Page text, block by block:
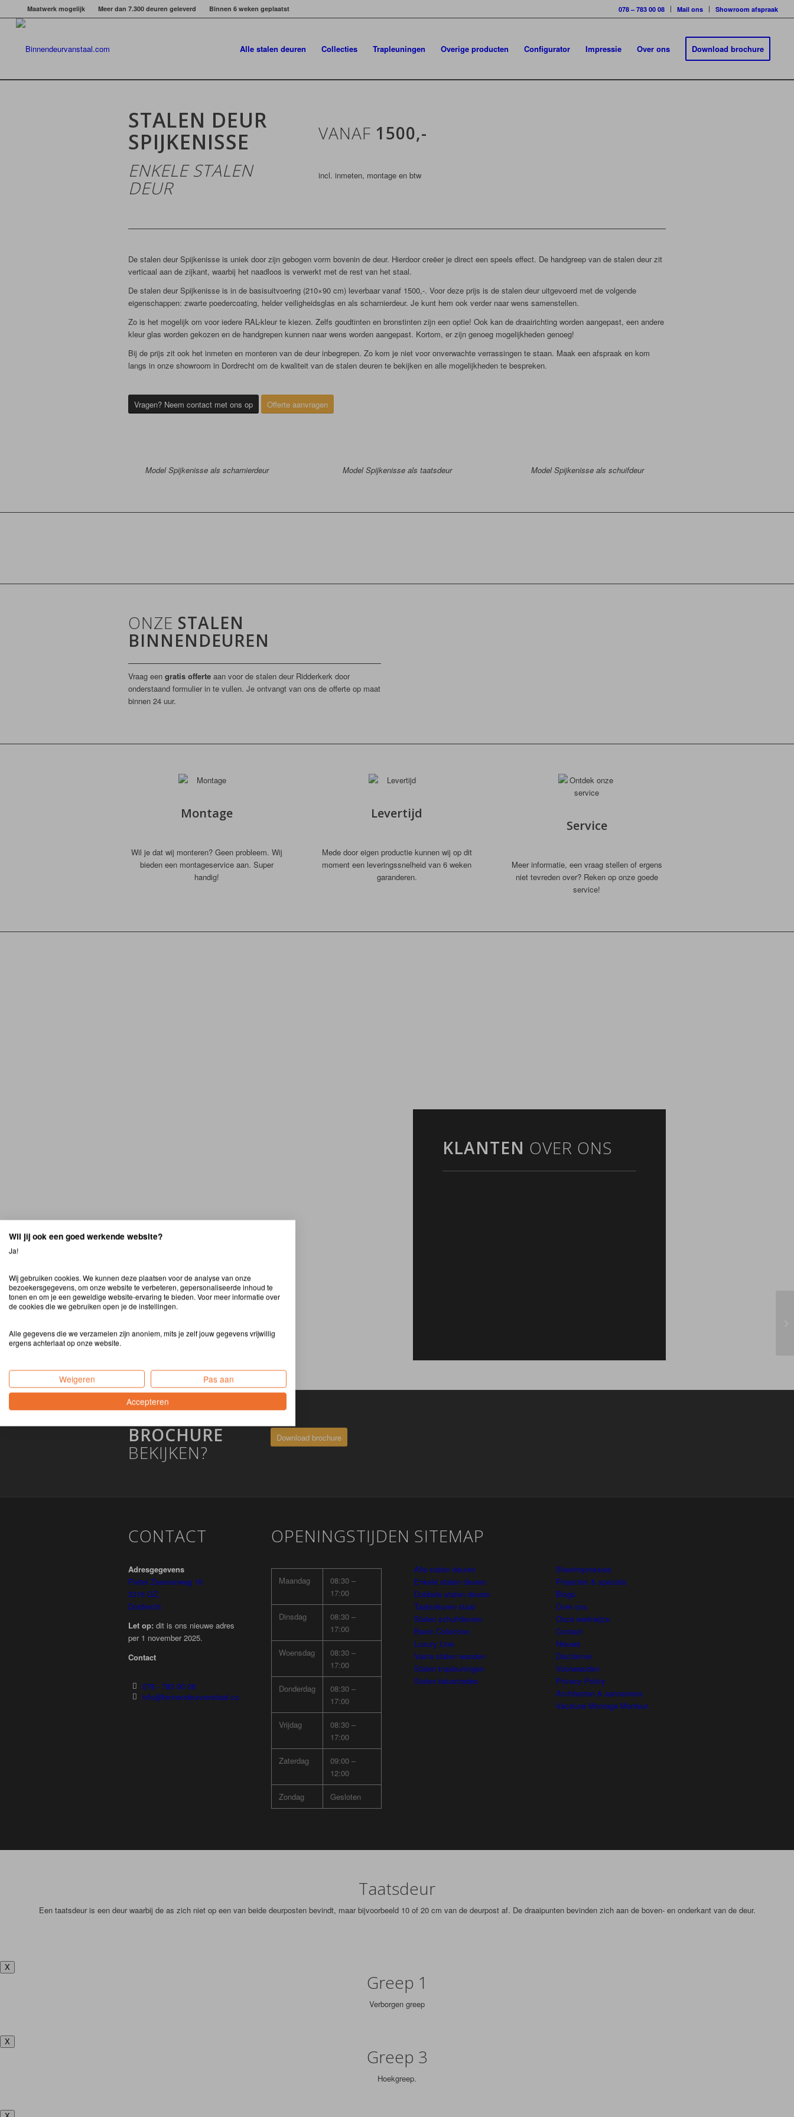
078 – 783 00 08 Mail ons Showroom afspraak
Maatwerk mogelijk Meer dan 7.300 deuren geleverd Binnen 6 weken geplaatst
Alle stalen deuren Collecties Trapleuningen Overige producten Configurator Impressie Over ons Download brochure
STALEN DEUR
SPIJKENISSE
ENKELE STALEN
DEUR
VANAF 1500,-
incl. inmeten, montage en btw
De stalen deur Spijkenisse is uniek door zijn gebogen vorm bovenin de deur. Hierdoor creëer je direct een speels effect. De handgreep van de stalen deur zit
verticaal aan de zijkant, waarbij het naadloos is verwerkt met de rest van het staal.
De stalen deur Spijkenisse is in de basisuitvoering (210×90 cm) leverbaar vanaf 1500,-. Voor deze prijs is de stalen deur uitgevoerd met de volgende
eigenschappen: zwarte poedercoating, helder veiligheidsglas en als scharnierdeur. Je kunt hem ook verder naar wens samenstellen.
Zo is het mogelijk om voor iedere RAL-kleur te kiezen. Zelfs goudtinten en bronstinten zijn een optie! Ook kan de draairichting worden aangepast, een andere
kleur glas worden gekozen en de handgrepen kunnen naar wens worden aangepast. Kortom, er zijn genoeg mogelijkheden genoeg!
Bij de prijs zit ook het inmeten en monteren van de deur inbegrepen. Zo kom je niet voor onverwachte verrassingen te staan. Maak een afspraak en kom
langs in onze showroom in Dordrecht om de kwaliteit van de stalen deuren te bekijken en alle mogelijkheden te bespreken.
Vragen? Neem contact met ons op Offerte aanvragen
Model Spijkenisse als scharnierdeur Model Spijkenisse als taatsdeur Model Spijkenisse als schuifdeur
ONZE STALEN
BINNENDEUREN
Vraag een gratis offerte aan voor de stalen deur Ridderkerk door
onderstaand formulier in te vullen. Je ontvangt van ons de offerte op maat
binnen 24 uur.
Montage
Wil je dat wij monteren? Geen probleem. Wij
bieden een montageservice aan. Super
handig!
Levertijd
Mede door eigen productie kunnen wij op dit
moment een leveringssnelheid van 6 weken
garanderen.
Service
Meer informatie, een vraag stellen of ergens
niet tevreden over? Reken op onze goede
service!
KLANTEN OVER ONS
BROCHURE
BEKIJKEN?
Download brochure
CONTACT
Adresgegevens
Pieter Zeemanweg 16
3316 GZ,
Dordrecht
Let op: dit is ons nieuwe adres
per 1 november 2025.
Contact
078 - 783 00 08
info@binnendeurvanstaal.com
OPENINGSTIJDEN
Maandag
08:30 –
17:00
Dinsdag
08:30 –
17:00
Woensdag
08:30 –
17:00
Donderdag
08:30 –
17:00
Vrijdag
08:30 –
17:00
Zaterdag
09:00 –
12:00
Zondag Gesloten
SITEMAP
Alle stalen deuren
Enkele stalen deuren
Dubbele stalen deuren
Taatsdeuren staal
Stalen schuifdeuren
Basic Collection
Luxury Line
Vaste stalen wanden
Stalen trapleuningen
Stalen balustrades
Sfeerimpressies
Projecten & specials
Blogs
Over ons
Onze werkwijze
Contact
Nieuws
Disclaimer
Voorwaarden
Privacy Policy
Architecten & aannemers
Vacature Montage Monteur
Zwijndrecht
Taatsdeur
Een taatsdeur is een deur waarbij de as zich niet op een van beide deurposten bevindt, maar bijvoorbeeld 10 of 20 cm van de deurpost af. De draaipunten bevinden zich aan de boven- en onderkant van de deur.
X
Greep 1
Verborgen greep
X
Greep 3
Hoekgreep.
Wil jij ook een goed werkende website?
Ja!
Wij gebruiken cookies. We kunnen deze plaatsen voor de analyse van onze
bezoekersgegevens, om onze website te verbeteren, gepersonaliseerde inhoud te
tonen en om je een geweldige website-ervaring te bieden. Voor meer informatie over
de cookies die we gebruiken open je de instellingen.
Alle gegevens die we verzamelen zijn anoniem, mits je zelf jouw gegevens vrijwillig
ergens achterlaat op onze website.
Weigeren
Pas aan
Accepteren